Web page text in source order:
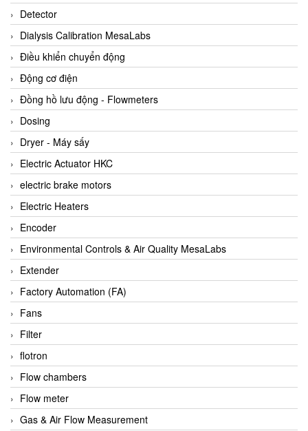
Altech
Amarillo Gear
Ametek
AMPTRON Vietnam
AND Vietnam
ANDERSON-NEGELE
ANDILOG Technologies Vietnam
Anritsu
ANTEC S.A
Antico pumps
Anybus/ HMS
AOBEN
Apex Dynamics Vietnam
Apex Dynamics Vietnam
Apiste
APLISENS VietNam
Apollo Fire
Appleton
AQ Matic
Aqualabo Vietnam
Detector
Dialysis Calibration MesaLabs
Điều khiển chuyển động
Động cơ điện
Đồng hồ lưu động - Flowmeters
Dosing
Dryer - Máy sấy
Electric Actuator HKC
electric brake motors
Electric Heaters
Encoder
Environmental Controls & Air Quality MesaLabs
Extender
Factory Automation (FA)
Fans
Filter
flotron
Flow chambers
Flow meter
Gas & Air Flow Measurement